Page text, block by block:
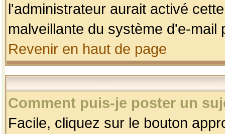
l'administrateur aurait activé
malveillante du système d'e-
Revenir en haut de page
Comment puis-je poster un
Facile, cliquez sur le bouton